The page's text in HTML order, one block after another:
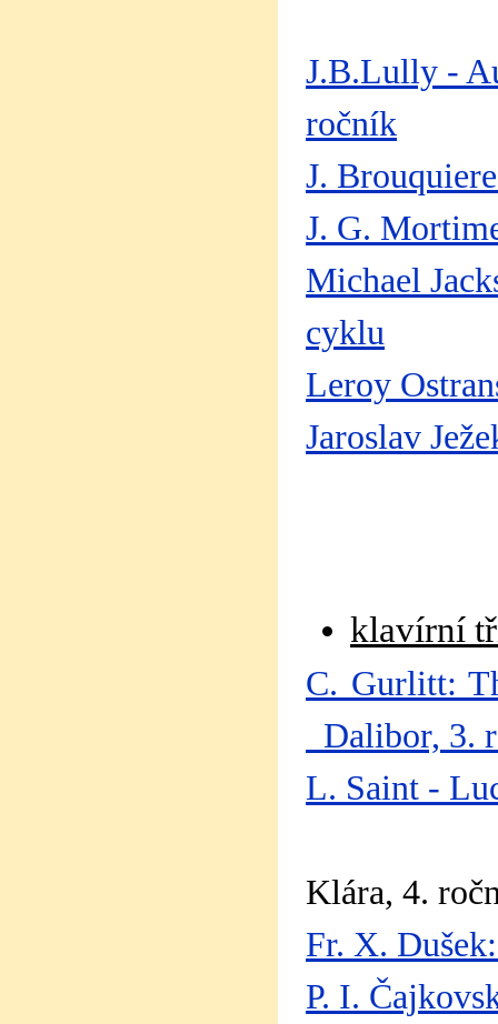
J.B.Lully -
ročník
J.
J. G.
Michael
cyklu
Leroy
Jaroslav
klavírní
C. Gurlitt:
Dalibor, 3.
L. Saint -
Klára, 4.
Fr. X.
P. I.